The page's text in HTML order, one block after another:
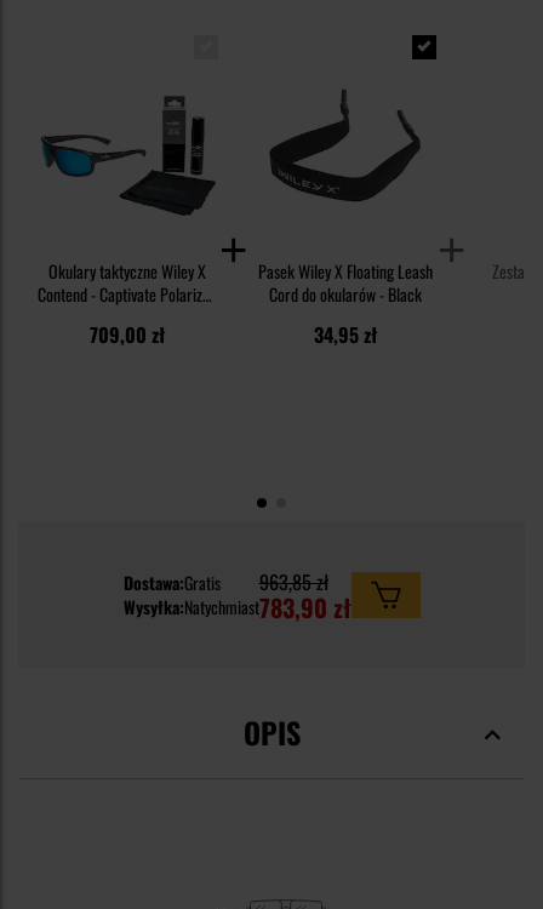
Okulary taktyczne Wiley X
Contend - Captivate Polarized
Anti-Fog Cleaner Kit - zestaw
709,00 zł
Pasek Wiley X Floating Leash
Cord do okularów - Black
34,95 zł
Zestaw
Dostawa:Gratis
Wysyłka:Natychmiast
963,85 zł
783,90 zł
OPIS